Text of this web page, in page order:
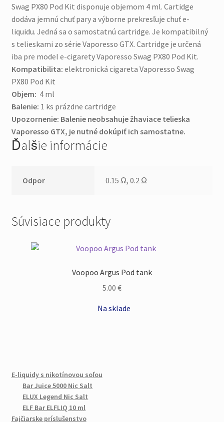
Swag PX80 Pod Kit disponuje objemom 4 ml. Cartidge
dodáva jemnú chuť pary a výborne prekresľuje chuť e-
liquidu. Jedná sa o samostatnú cartridge. Je kompatibilný
s telieskami zo série Vaporesso GTX. Cartridge je určená
iba pre model e-cigarety Vaporesso Swag PX80 Pod Kit.
Kompatibilita: elektronická cigareta Vaporesso Swag
PX80 Pod Kit
Objem: 4 ml
Balenie: 1 ks prázdne cartridge
Upozornenie: Balenie neobsahuje žhaviace telieska
Vaporesso GTX, je nutné dokúpiť ich samostatne.
Ďalšie informácie
Odpor 0.15 Ω, 0.2 Ω
Súvisiace produkty
Voopoo Argus Pod tank
5.00 €
Na sklade
E-liquidy s nikotínovou soľou
Bar Juice 5000 Nic Salt
ELUX Legend Nic Salt
ELF Bar ELFLIQ 10 ml
Fajčiarske príslušenstvo